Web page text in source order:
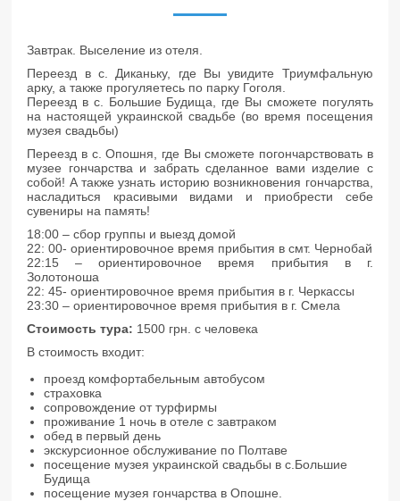
Завтрак. Выселение из отеля.
Переезд в с. Диканьку, где Вы увидите Триумфальную
арку, а также прогуляетесь по парку Гоголя.
Переезд в с. Большие Будища, где Вы сможете погулять
на настоящей украинской свадьбе (во время посещения
музея свадьбы)
Переезд в с. Опошня, где Вы сможете погончарствовать в
музее гончарства и забрать сделанное вами изделие с
собой! А также узнать историю возникновения гончарства,
насладиться красивыми видами и приобрести себе
сувениры на память!
18:00 – сбор группы и выезд домой
22: 00- ориентировочное время прибытия в смт. Чернобай
22:15 – ориентировочное время прибытия в г.
Золотоноша
22: 45- ориентировочное время прибытия в г. Черкассы
23:30 – ориентировочное время прибытия в г. Смела
Стоимость тура: 1500 грн. с человека
В стоимость входит:
проезд комфортабельным автобусом
страховка
сопровождение от турфирмы
проживание 1 ночь в отеле с завтраком
обед в первый день
экскурсионное обслуживание по Полтаве
посещение музея украинской свадьбы в с.Большие
Будища
посещение музея гончарства в Опошне.